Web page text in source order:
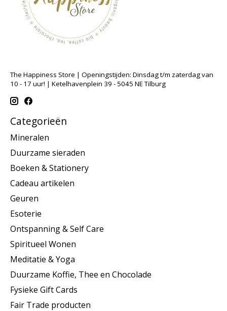
The Happiness Store | Openingstijden: Dinsdag t/m zaterdag van
10 - 17 uur! | Ketelhavenplein 39 - 5045 NE Tilburg
Categorieën
Mineralen
Duurzame sieraden
Boeken & Stationery
Cadeau artikelen
Geuren
Esoterie
Ontspanning & Self Care
Spiritueel Wonen
Meditatie & Yoga
Duurzame Koffie, Thee en Chocolade
Fysieke Gift Cards
Fair Trade producten